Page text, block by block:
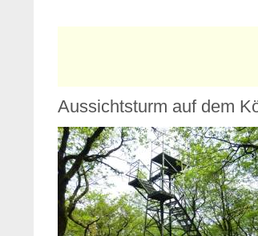
Aussichtsturm auf dem